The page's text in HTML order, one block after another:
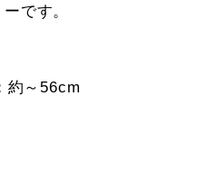
です。
約～56cm